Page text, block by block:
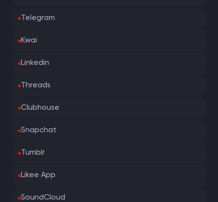
Telegram
Kwai
Linkedin
Threads
Clubhouse
Snapchat
Tumblr
Likee App
SoundCloud